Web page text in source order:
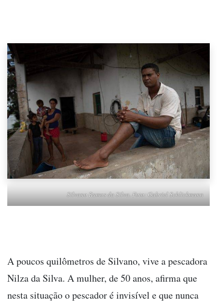
Silvano Ramos da Silva. Foto: Gabriel Schlickmann
A poucos quilômetros de Silvano, vive a pescadora
Nilza da Silva. A mulher, de 50 anos, afirma que
nesta situação o pescador é invisível e que nunca